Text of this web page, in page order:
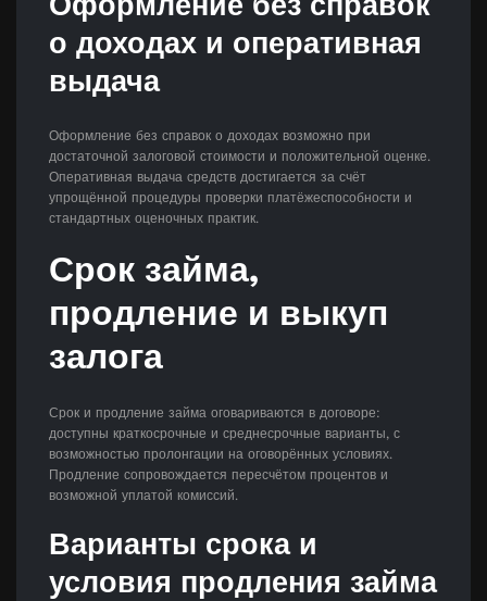
о доходах и оперативная
выдача
Оформление без справок о доходах возможно при
достаточной залоговой стоимости и положительной оценке.
Оперативная выдача средств достигается за счёт
упрощённой процедуры проверки платёжеспособности и
стандартных оценочных практик.
Срок займа,
продление и выкуп
залога
Срок и продление займа оговариваются в договоре:
доступны краткосрочные и среднесрочные варианты, с
возможностью пролонгации на оговорённых условиях.
Продление сопровождается пересчётом процентов и
возможной уплатой комиссий.
Варианты срока и
условия продления займа